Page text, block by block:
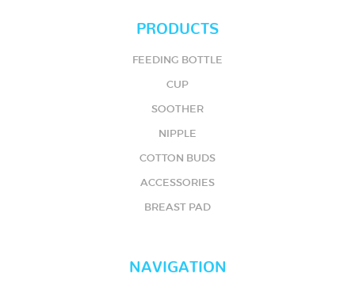
PRODUCTS
FEEDING BOTTLE
CUP
SOOTHER
NIPPLE
COTTON BUDS
ACCESSORIES
BREAST PAD
NAVIGATION